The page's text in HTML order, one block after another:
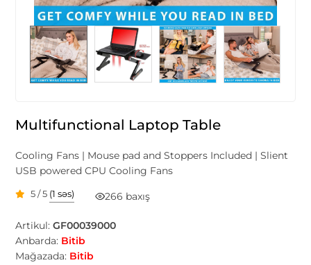
Multifunctional Laptop Table
Cooling Fans | Mouse pad and Stoppers Included | Slient
USB powered CPU Cooling Fans
5 / 5 (1 səs) 266 baxış
Artikul:GF00039000
Anbarda: Bitib
Mağazada: Bitib